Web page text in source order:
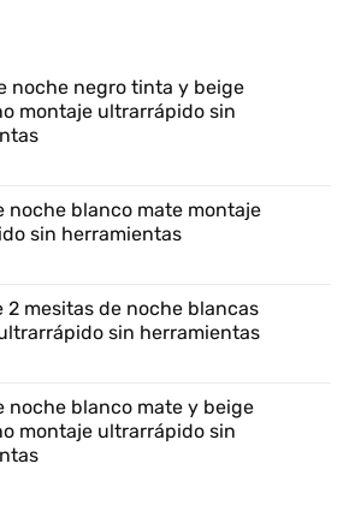
noche negro tinta y beige
montaje ultrarrápido sin
noche blanco mate montaje
sin herramientas
2 mesitas de noche blancas
sin herramientas
noche blanco mate y beige
montaje ultrarrápido sin